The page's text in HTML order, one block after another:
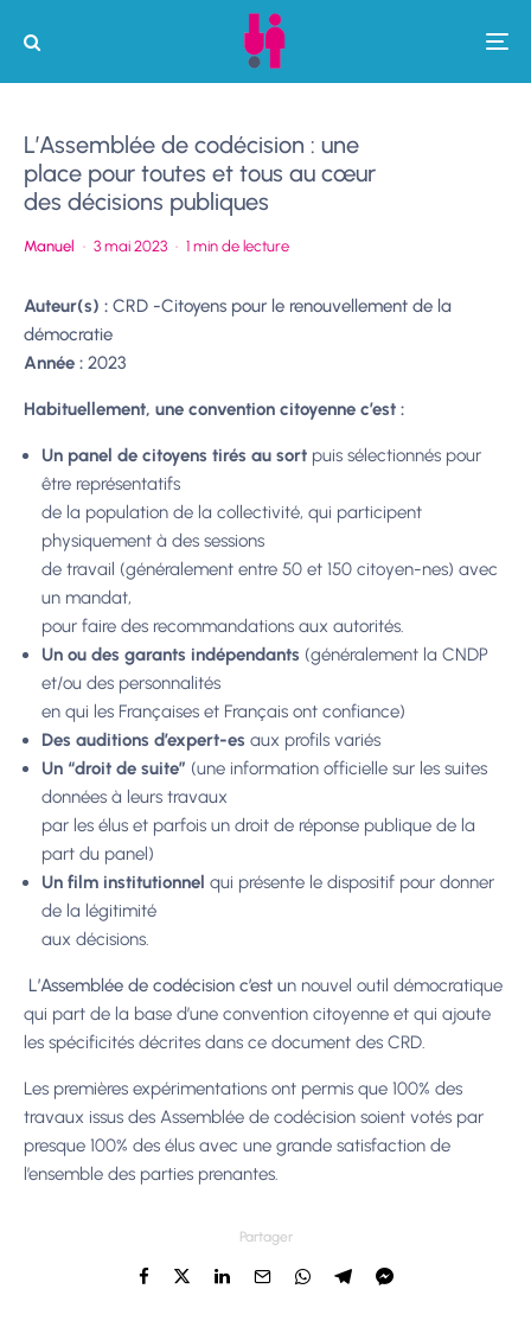
L’Assemblée de codécision : une
place pour toutes et tous au cœur
des décisions publiques
Manuel · 3 mai 2023 · 1 min de lecture
Auteur(s) : CRD -Citoyens pour le renouvellement de la
démocratie
Année : 2023
Habituellement, une convention citoyenne c’est :
Un panel de citoyens tirés au sort puis sélectionnés pour
être représentatifs
de la population de la collectivité, qui participent
physiquement à des sessions
de travail (généralement entre 50 et 150 citoyen-nes) avec
un mandat,
pour faire des recommandations aux autorités.
Un ou des garants indépendants (généralement la CNDP
et/ou des personnalités
en qui les Françaises et Français ont confiance)
Des auditions d’expert-es aux profils variés
Un “droit de suite” (une information officielle sur les suites
données à leurs travaux
par les élus et parfois un droit de réponse publique de la
part du panel)
Un film institutionnel qui présente le dispositif pour donner
de la légitimité
aux décisions.
L’Assemblée de codécision c’est un nouvel outil démocratique
qui part de la base d’une convention citoyenne et qui ajoute
les spécificités décrites dans ce document des CRD.
Les premières expérimentations ont permis que 100% des
travaux issus des Assemblée de codécision soient votés par
presque 100% des élus avec une grande satisfaction de
l’ensemble des parties prenantes.
Partager